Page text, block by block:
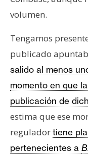
o
t
a
c
t
o
y
P
u
b
volumen.
Tengamos
publicado
salido al menos
momento en que la
publicación de
estima que ese
reguladortiene
pertenecientes a